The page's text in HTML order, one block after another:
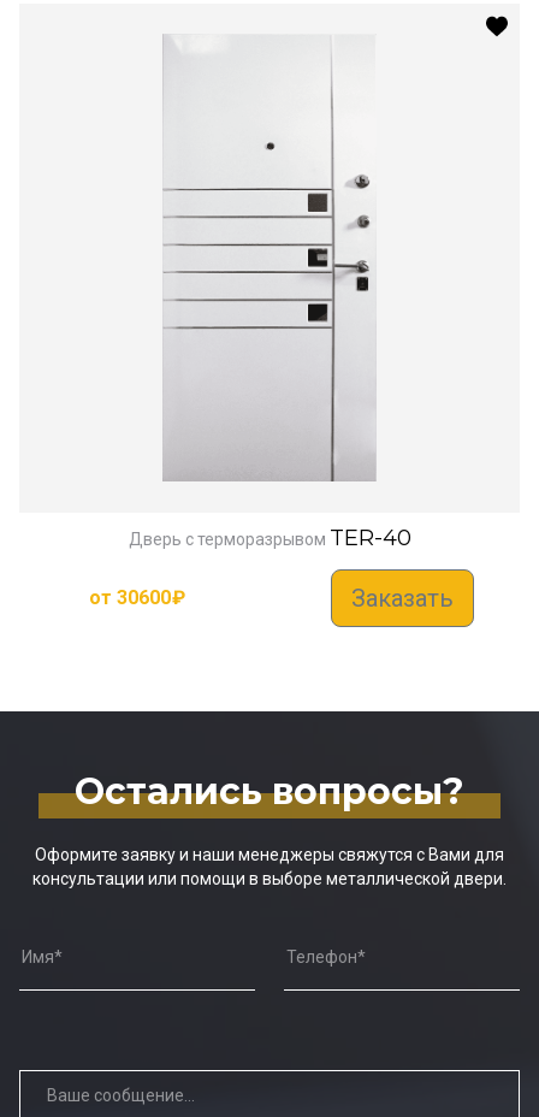
Дверь с терморазрывом TER-40
от 30600₽ Заказать
Остались вопросы?
Оформите заявку и наши менеджеры свяжутся с Вами для
консультации или помощи в выборе металлической двери.